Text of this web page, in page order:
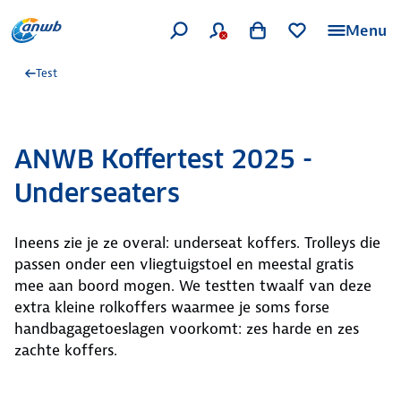
Menu
Test
ANWB Koffertest 2025 -
Underseaters
Ineens zie je ze overal: underseat koffers. Trolleys die
passen onder een vliegtuigstoel en meestal gratis
mee aan boord mogen. We testten twaalf van deze
extra kleine rolkoffers waarmee je soms forse
handbagagetoeslagen voorkomt: zes harde en zes
zachte koffers.